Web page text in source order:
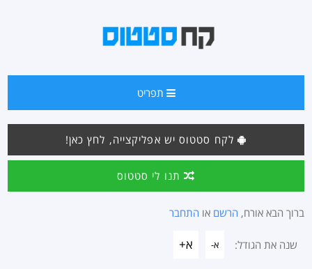
תפריט
לקח סטטוס יש אפליקצייה, לחץ כאן!
תנו לי סטטוס
ברוך הבא אורח, הרשם או התחבר
שנה את הגודל: א- א+